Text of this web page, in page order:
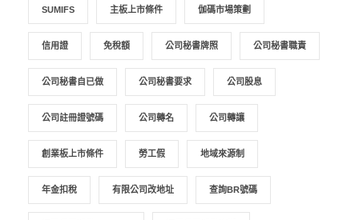
SUMIFS 主板上市條件 伽碼市場策劃
信用證 免稅額 公司秘書牌照 公司秘書職責
公司秘書自已做 公司秘書要求 公司股息
公司註冊證號碼 公司轉名 公司轉讓
創業板上市條件 勞工假 地域來源制
年金扣稅 有限公司改地址 查詢BR號碼